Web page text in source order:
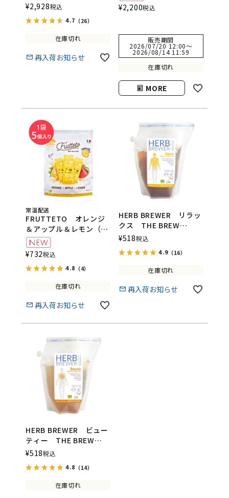
¥2,928税込
4.7 （26）
在庫切れ
再入荷お知らせ
¥2,200税込
販売期間
2026/07/20 12:00〜
2026/08/14 11:59
在庫切れ
MORE
常温配送
FRUTTETO オレンジ
＆アップル＆レモン（5
個入り）
FRUTTETO（フルッテ
ート）
¥732税込
4.8 （4）
在庫切れ
再入荷お知らせ
HERB BREWER リラッ
クス THE BREW
COMPANY（ハーブブリ
パニー）
¥518税込
4.9（16）
在庫切れ
再入荷お知らせ
HERB BREWER ビュー
ティー THE BREW
COMPANY（ハーブブリ
パニー）
¥518税込
4.8 （14）
在庫切れ